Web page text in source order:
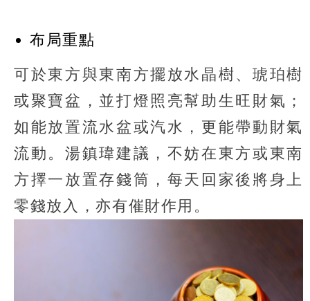
布局重點
可於東方與東南方擺放水晶樹、琥珀樹
或聚寶盆，並打燈照亮幫助生旺財氣；
如能放置流水盆或汽水，更能帶動財氣
流動。湯鎮瑋建議，不妨在東方或東南
方擇一放置存錢筒，每天回家後將身上
零錢放入，亦有催財作用。